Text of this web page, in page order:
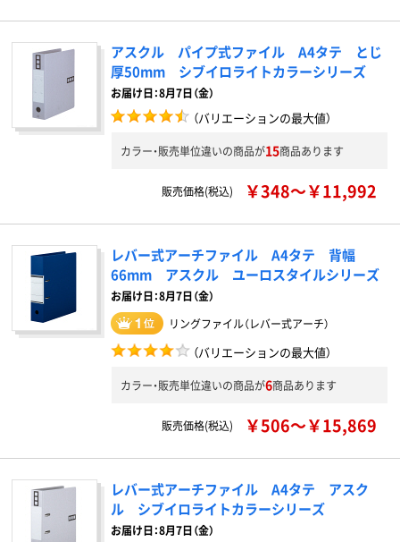
アスクル パイプ式ファイル A4タテ とじ
厚50mm シブイロライトカラーシリーズ
お届け日：8月7日（金）
（バリエーションの最大値）
カラー・販売単位違いの商品が15商品あります
販売価格(税込) ￥348～￥11,992
レバー式アーチファイル A4タテ 背幅
66mm アスクル ユーロスタイルシリーズ
お届け日：8月7日（金）
リングファイル（レバー式アーチ）
（バリエーションの最大値）
カラー・販売単位違いの商品が6商品あります
販売価格(税込) ￥506～￥15,869
レバー式アーチファイル A4タテ アスク
ル シブイロライトカラーシリーズ
お届け日：8月7日（金）